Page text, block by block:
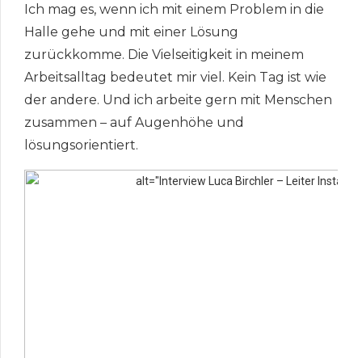
Ich mag es, wenn ich mit einem Problem in die
Halle gehe und mit einer Lösung
zurückkomme. Die Vielseitigkeit in meinem
Arbeitsalltag bedeutet mir viel. Kein Tag ist wie
der andere. Und ich arbeite gern mit Menschen
zusammen – auf Augenhöhe und
lösungsorientiert.